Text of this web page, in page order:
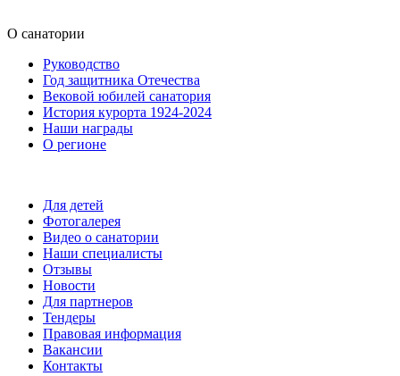
О санатории
Руководство
Год защитника Отечества
Вековой юбилей санатория
История курорта 1924-2024
Наши награды
О регионе
Для детей
Фотогалерея
Видео о санатории
Наши специалисты
Отзывы
Новости
Для партнеров
Тендеры
Правовая информация
Вакансии
Контакты